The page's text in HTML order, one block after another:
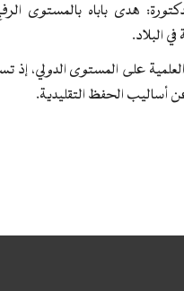
هدى باباه بالمستوى
البلاد.
على المستوى الدولي، إذ
أساليب الحفظ التقليدية.